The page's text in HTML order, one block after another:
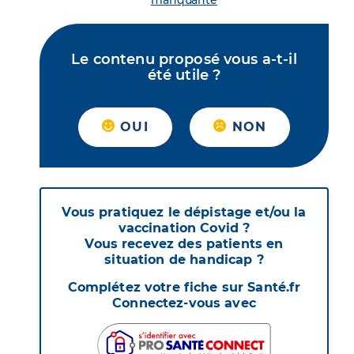
Le contenu proposé vous a-t-il
été utile ?
OUI NON
Vous pratiquez le dépistage et/ou la
vaccination Covid ?
Vous recevez des patients en
situation de handicap ?
Complétez votre fiche sur Santé.fr
Connectez-vous avec